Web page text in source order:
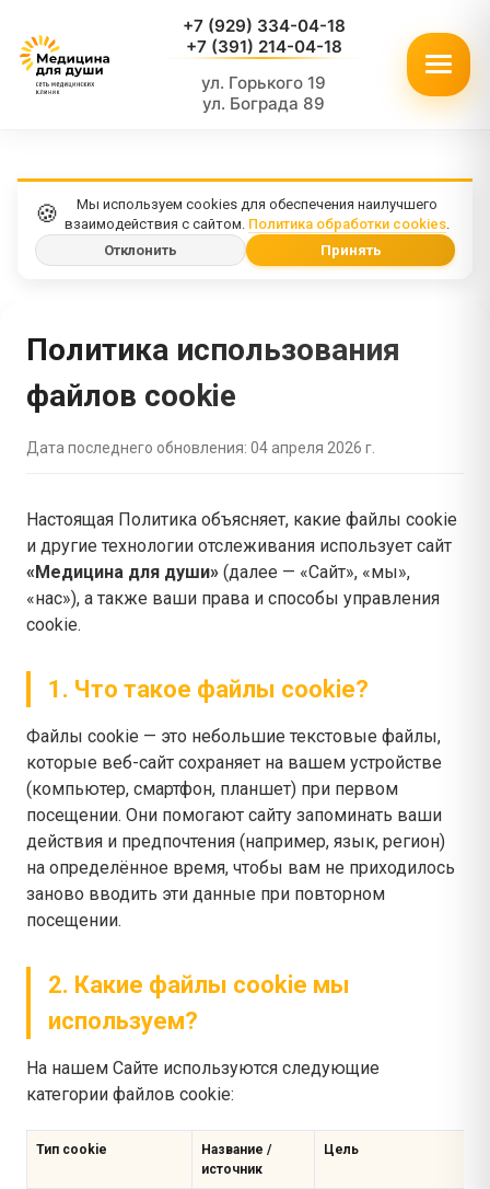
+7 (929) 334-04-18
+7 (391) 214-04-18
ул. Горького 19
ул. Бограда 89
🍪
Мы используем cookies для обеспечения наилучшего
взаимодействия с сайтом. Политика обработки cookies.
Отклонить
Принять
Политика использования
файлов cookie
Дата последнего обновления: 04 апреля 2026 г.
Настоящая Политика объясняет, какие файлы cookie
и другие технологии отслеживания использует сайт
«Медицина для души» (далее — «Сайт», «мы»,
«нас»), а также ваши права и способы управления
cookie.
1. Что такое файлы cookie?
Файлы cookie — это небольшие текстовые файлы,
которые веб-сайт сохраняет на вашем устройстве
(компьютер, смартфон, планшет) при первом
посещении. Они помогают сайту запоминать ваши
действия и предпочтения (например, язык, регион)
на определённое время, чтобы вам не приходилось
заново вводить эти данные при повторном
посещении.
2. Какие файлы cookie мы
используем?
На нашем Сайте используются следующие
категории файлов cookie:
Тип cookie
Название /
источник
Цель